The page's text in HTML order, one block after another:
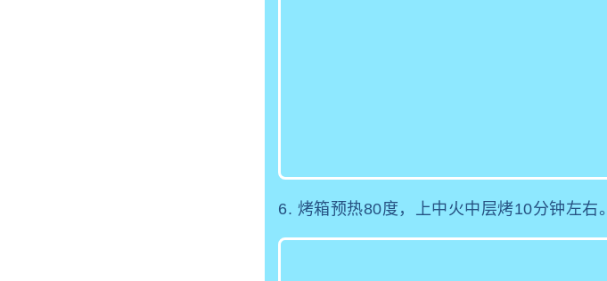
6. 烤箱预热80度，上中火中层烤10分钟左右。